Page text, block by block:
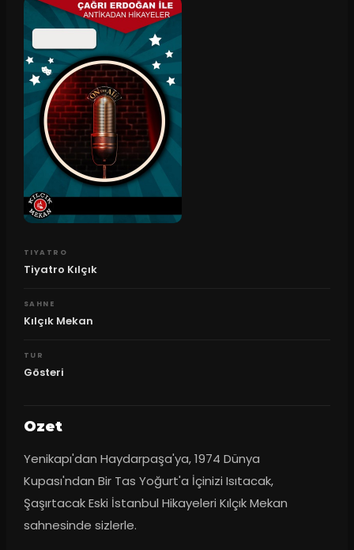
TIYATRO
Tiyatro Kılçık
SAHNE
Kılçık Mekan
TUR
Gösteri
Ozet
Yenikapı'dan Haydarpaşa'ya, 1974 Dünya
Kupası'ndan Bir Tas Yoğurt'a İçinizi Isıtacak,
Şaşırtacak Eski İstanbul Hikayeleri Kılçık Mekan
sahnesinde sizlerle.